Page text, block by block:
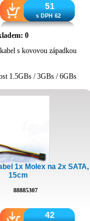
51
s DPH 62
0
s kovovou západkou
1.5GBs / 3GBs / 6GBs
1x Molex na 2x SATA,
15cm
88885307
42